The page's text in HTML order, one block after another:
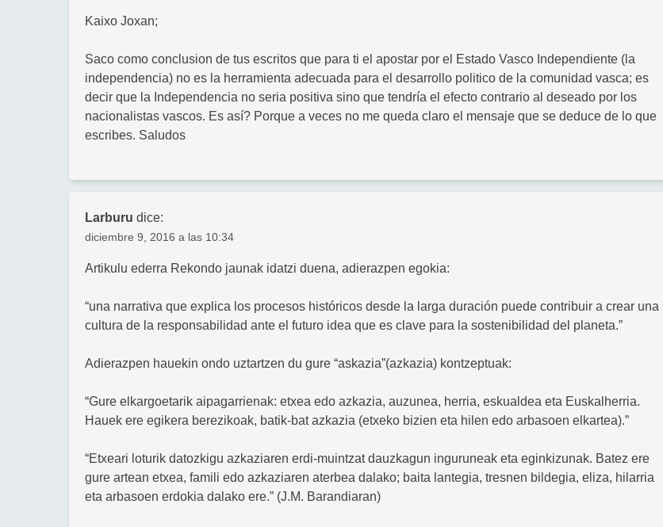
Kaixo Joxan;
Saco como conclusion de tus escritos que para ti el apostar por el Estado Vasco Independiente (la
independencia) no es la herramienta adecuada para el desarrollo politico de la comunidad vasca; es
decir que la Independencia no seria positiva sino que tendría el efecto contrario al deseado por los
nacionalistas vascos. Es así? Porque a veces no me queda claro el mensaje que se deduce de lo que
escribes. Saludos
Larburu dice:
diciembre 9, 2016 a las 10:34
Artikulu ederra Rekondo jaunak idatzi duena, adierazpen egokia:
“una narrativa que explica los procesos históricos desde la larga duración puede contribuir a crear una
cultura de la responsabilidad ante el futuro idea que es clave para la sostenibilidad del planeta.”
Adierazpen hauekin ondo uztartzen du gure “askazia”(azkazia) kontzeptuak:
“Gure elkargoetarik aipagarrienak: etxea edo azkazia, auzunea, herria, eskualdea eta Euskalherria.
Hauek ere egikera berezikoak, batik-bat azkazia (etxeko bizien eta hilen edo arbasoen elkartea).”
“Etxeari loturik datozkigu azkaziaren erdi-muintzat dauzkagun inguruneak eta eginkizunak. Batez ere
gure artean etxea, famili edo azkaziaren aterbea dalako; baita lantegia, tresnen bildegia, eliza, hilarria
eta arbasoen erdokia dalako ere.” (J.M. Barandiaran)